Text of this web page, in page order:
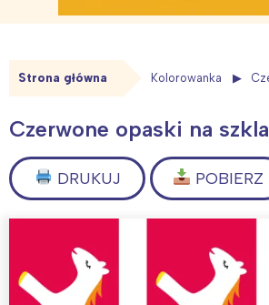
Strona główna Kolorowanka
Czerwone opaski na
DRUKUJ POBIERZ